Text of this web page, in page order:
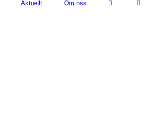
Aktuellt Om oss